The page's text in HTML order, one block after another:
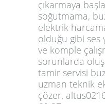
çıkarmaya
soğutmama,
elektrik
olduğu gibi ses
ve komple
sorunlarda
tamir servisi
uzman teknik
çözer.